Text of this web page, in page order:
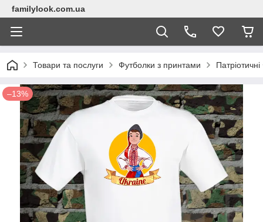
familylook.com.ua
Товари та послуги Футболки з принтами
–13%